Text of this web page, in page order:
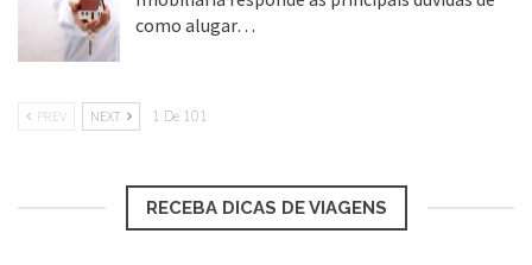
como alugar…
PREV NEXT 1 De 101
RECEBA DICAS DE VIAGENS